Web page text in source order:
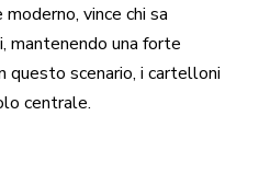
vince chi sa
mantenendo una forte
questo scenario, i cartelloni
centrale.